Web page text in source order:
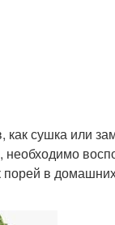
сушка или
необходимо
в